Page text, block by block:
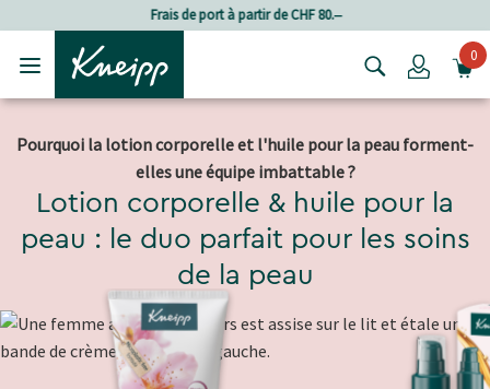
Passer au contenu principal
Passer au contenu du pied de page
Frais de port à partir de CHF 80.‒
Login0
Pourquoi la lotion corporelle et l'huile pour la peau forment-
elles une équipe imbattable ?
Lotion corporelle & huile pour la
peau : le duo parfait pour les soins
de la peau